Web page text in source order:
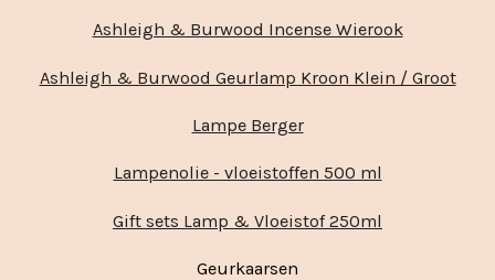
Ashleigh & Burwood Incense Wierook
Ashleigh & Burwood Geurlamp Kroon Klein / Groot
Lampe Berger
Lampenolie - vloeistoffen 500 ml
Gift sets Lamp & Vloeistof 250ml
Geurkaarsen